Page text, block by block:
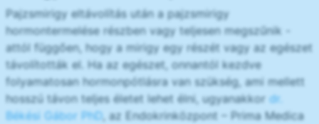
Pajzsmirigy eltávolítás után a pajzsmirigy
hormontermelése részben vagy teljesen megszűnik -
attól függően, hogy a mirigy egy részét vagy az egészet
távolították el. Ha az egészet, onnantól kezdve
folyamatosan hormonpótlásra van szükség, ami mellett
hosszú távon teljes életet lehet élni, ugyanakkor dr.
Békési Gábor PhD, az Endokrinközpont – Prima Medica